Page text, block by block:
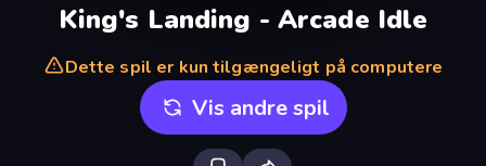
King's Landing - Arcade Idle
Dette spil er kun tilgængeligt på computere
Vis andre spil